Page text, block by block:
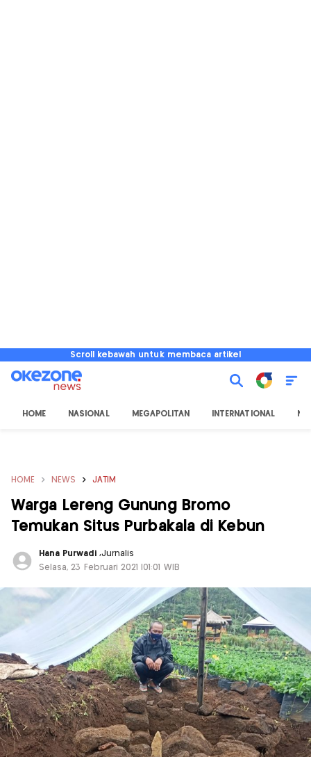
Scroll kebawah untuk membaca artikel
HOME NASIONAL MEGAPOLITAN INTERNATIONAL
HOME NEWS JATIM
Warga Lereng Gunung Bromo
Temukan Situs Purbakala di Kebun
Hana Purwadi ,Jurnalis
Selasa, 23 Februari 2021 |01:01 WIB